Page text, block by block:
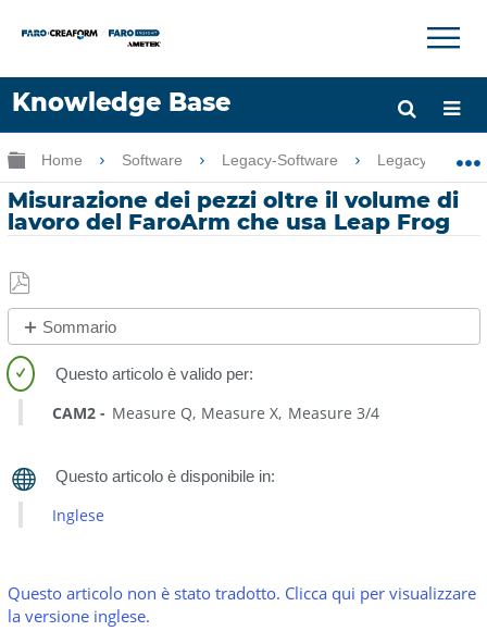
Knowledge Base
Lingua
Chiedere aiuto Accesso
×
Ingrandisci/riduci gerarchia globale
Home Software Legacy-Software Legacy-
Misurazione dei pezzi oltre il volume di
lavoro del FaroArm che usa Leap Frog
Salva
come
PDF
Sommario
No
intestazioni
CAM2 Measure Q Measure X Measure 3/4
Inglese
Questo articolo non è stato tradotto. Clicca qui per visualizzare
la versione inglese.